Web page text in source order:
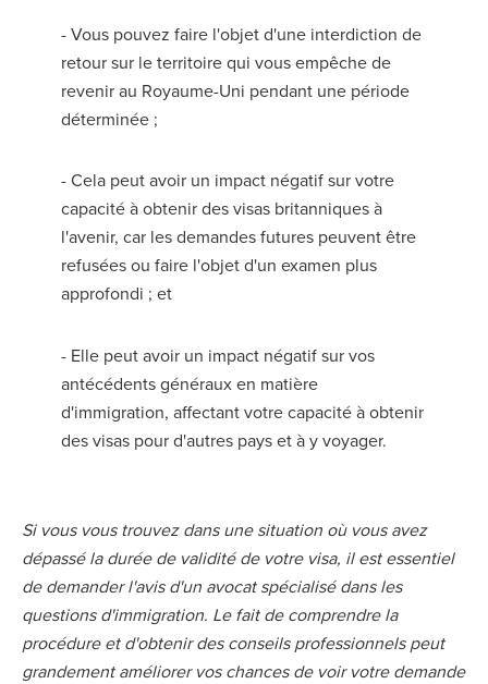
- Vous pouvez faire l'objet d'une interdiction de
retour sur le territoire qui vous empêche de
revenir au Royaume-Uni pendant une période
déterminée ;
- Cela peut avoir un impact négatif sur votre
capacité à obtenir des visas britanniques à
l'avenir, car les demandes futures peuvent être
refusées ou faire l'objet d'un examen plus
approfondi ; et
- Elle peut avoir un impact négatif sur vos
antécédents généraux en matière
d'immigration, affectant votre capacité à obtenir
des visas pour d'autres pays et à y voyager.
Si vous vous trouvez dans une situation où vous avez
dépassé la durée de validité de votre visa, il est essentiel
de demander l'avis d'un avocat spécialisé dans les
questions d'immigration. Le fait de comprendre la
procédure et d'obtenir des conseils professionnels peut
grandement améliorer vos chances de voir votre demande